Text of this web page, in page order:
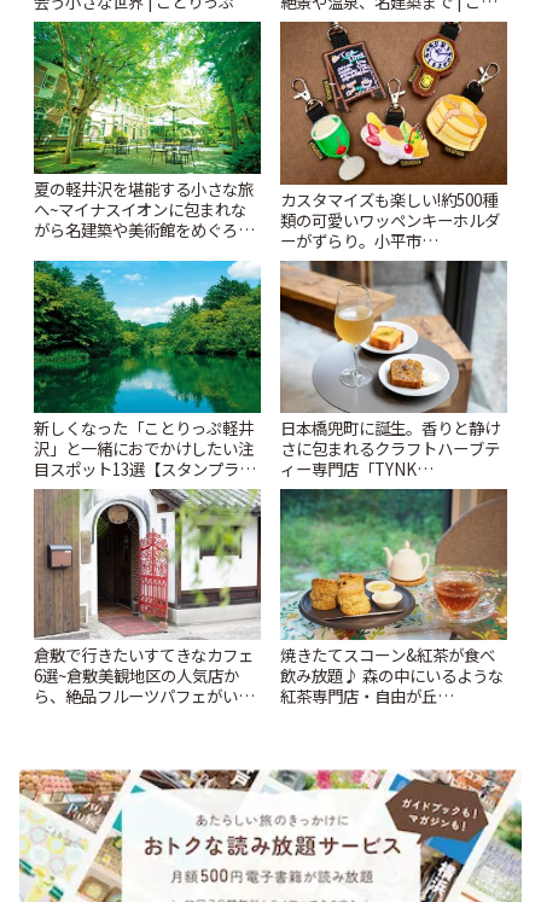
りっぷ
夏の軽井沢を堪能する小さな旅
へ~マイナスイオンに包まれな
がら名建築や美術館をめぐろう
カスタマイズも楽しい!約500種
類の可愛いワッペンキーホルダ
ーがずらり。小平市
「Kimamaya T&K」 | ことりっ
ぷ
新しくなった「ことりっぷ軽井
沢」と一緒におでかけしたい注
目スポット13選【スタンプラリ
ー開催中】 | ことりっぷ
日本橋兜町に誕生。香りと静け
さに包まれるクラフトハーブテ
ィー専門店「TYNK
Kabutocho」 | ことりっぷ
倉敷で行きたいすてきなカフェ
6選~倉敷美観地区の人気店か
ら、絶品フルーツパフェがいた
焼きたてスコーン&紅茶が食べ
飲み放題♪ 森の中にいるような
紅茶専門店・自由が丘